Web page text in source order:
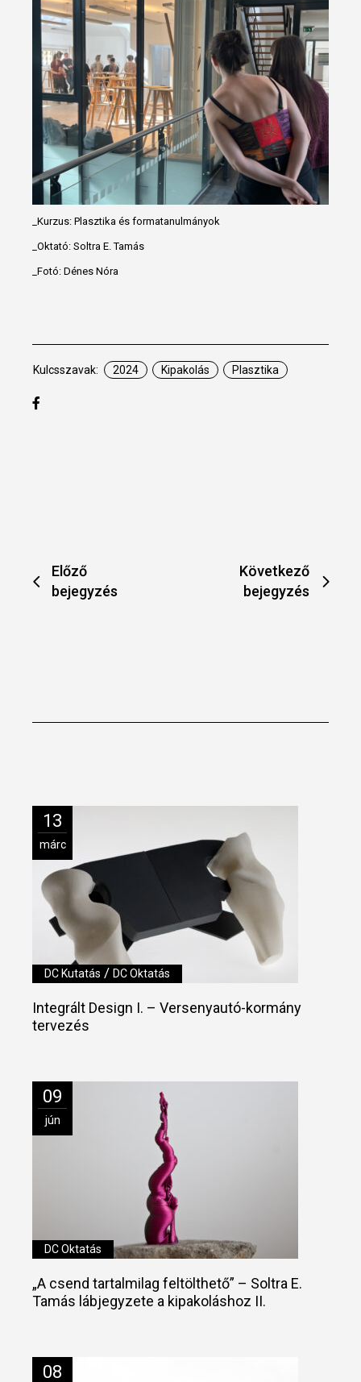
_Kurzus: Plasztika és formatanulmányok
_Oktató: Soltra E. Tamás
_Fotó: Dénes Nóra
Kulcsszavak: 2024 Kipakolás Plasztika
Előző
bejegyzés
Következő
bejegyzés
13
márc
DC Kutatás /DC Oktatás
Integrált Design I. – Versenyautó-kormány
tervezés
09
jún
DC Oktatás
„A csend tartalmilag feltölthető” – Soltra E.
Tamás lábjegyzete a kipakoláshoz II.
08